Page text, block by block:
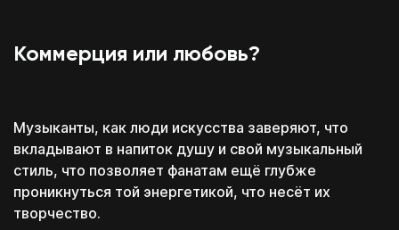
Коммерция или любовь?
Музыканты, как люди искусства заверяют, что
вкладывают в напиток душу и свой музыкальный
стиль, что позволяет фанатам ещё глубже
проникнуться той энергетикой, что несёт их
творчество.